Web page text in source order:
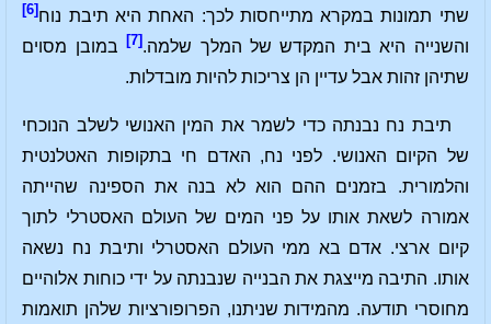
שתי תמונות במקרא מתייחסות לכך: האחת היא תיבת נוח [6]
והשנייה היא בית המקדש של המלך שלמה. [7]
במובן מסוים
שתיהן זהות אבל עדיין הן צריכות להיות מובדלות.
תיבת נח נבנתה כדי לשמר את המין האנושי לשלב הנוכחי
של הקיום האנושי. לפני נח, האדם חי בתקופות האטלנטית
והלמורית. בזמנים ההם הוא לא בנה את הספינה שהייתה
אמורה לשאת אותו על פני המים של העולם האסטרלי לתוך
קיום ארצי. אדם בא ממי העולם האסטרלי ותיבת נח נשאה
אותו. התיבה מייצגת את הבנייה שנבנתה על ידי כוחות אלוהיים
מחוסרי תודעה. מהמידות שניתנו, הפרופורציות שלהן תואמות